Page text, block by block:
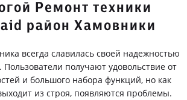
Ремонт техники
район Хамовники
всегда славилась своей надежностью
получают удовольствие от
и большого набора функций, но как
из строя, появляются проблемы.